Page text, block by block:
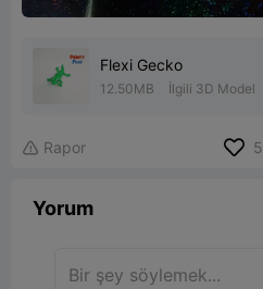
Flexi Gecko
12.50MB İlgili 3D Model
 Rapor 5
Yorum